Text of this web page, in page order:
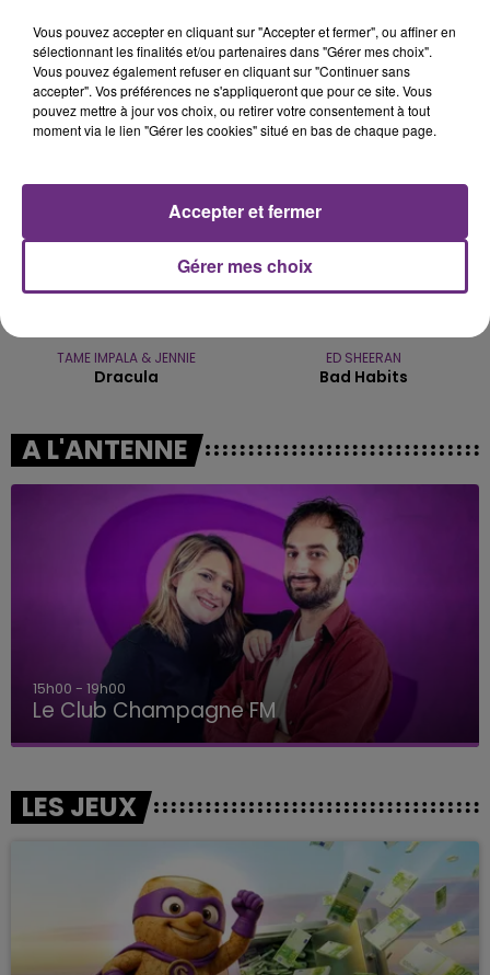
BENSON BOONE
The Time Of My Life
BIRDY
Skinny Love
6h20
6h20
TAME IMPALA & JENNIE
Dracula
6h17
6h17
ED SHEERAN
Bad Habits
A L'ANTENNE
15h00 - 19h00
Le Club Champagne FM
LES JEUX
Vous pouvez accepter en cliquant sur "Accepter et fermer", ou affiner en
sélectionnant les finalités et/ou partenaires dans "Gérer mes choix".
Vous pouvez également refuser en cliquant sur "Continuer sans
accepter". Vos préférences ne s'appliqueront que pour ce site. Vous
pouvez mettre à jour vos choix, ou retirer votre consentement à tout
moment via le lien "Gérer les cookies" situé en bas de chaque page.
Gérer mes choix
Accepter et fermer